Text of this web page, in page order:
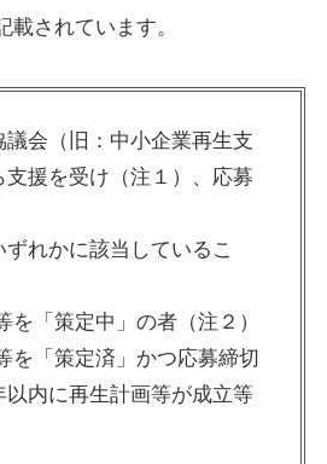
されています。
議会（旧：中小企業再生支
援を受け（注１）、応募
れかに該当しているこ
を「策定中」の者（注２）
を「策定済」かつ応募締切
以内に再生計画等が成立等